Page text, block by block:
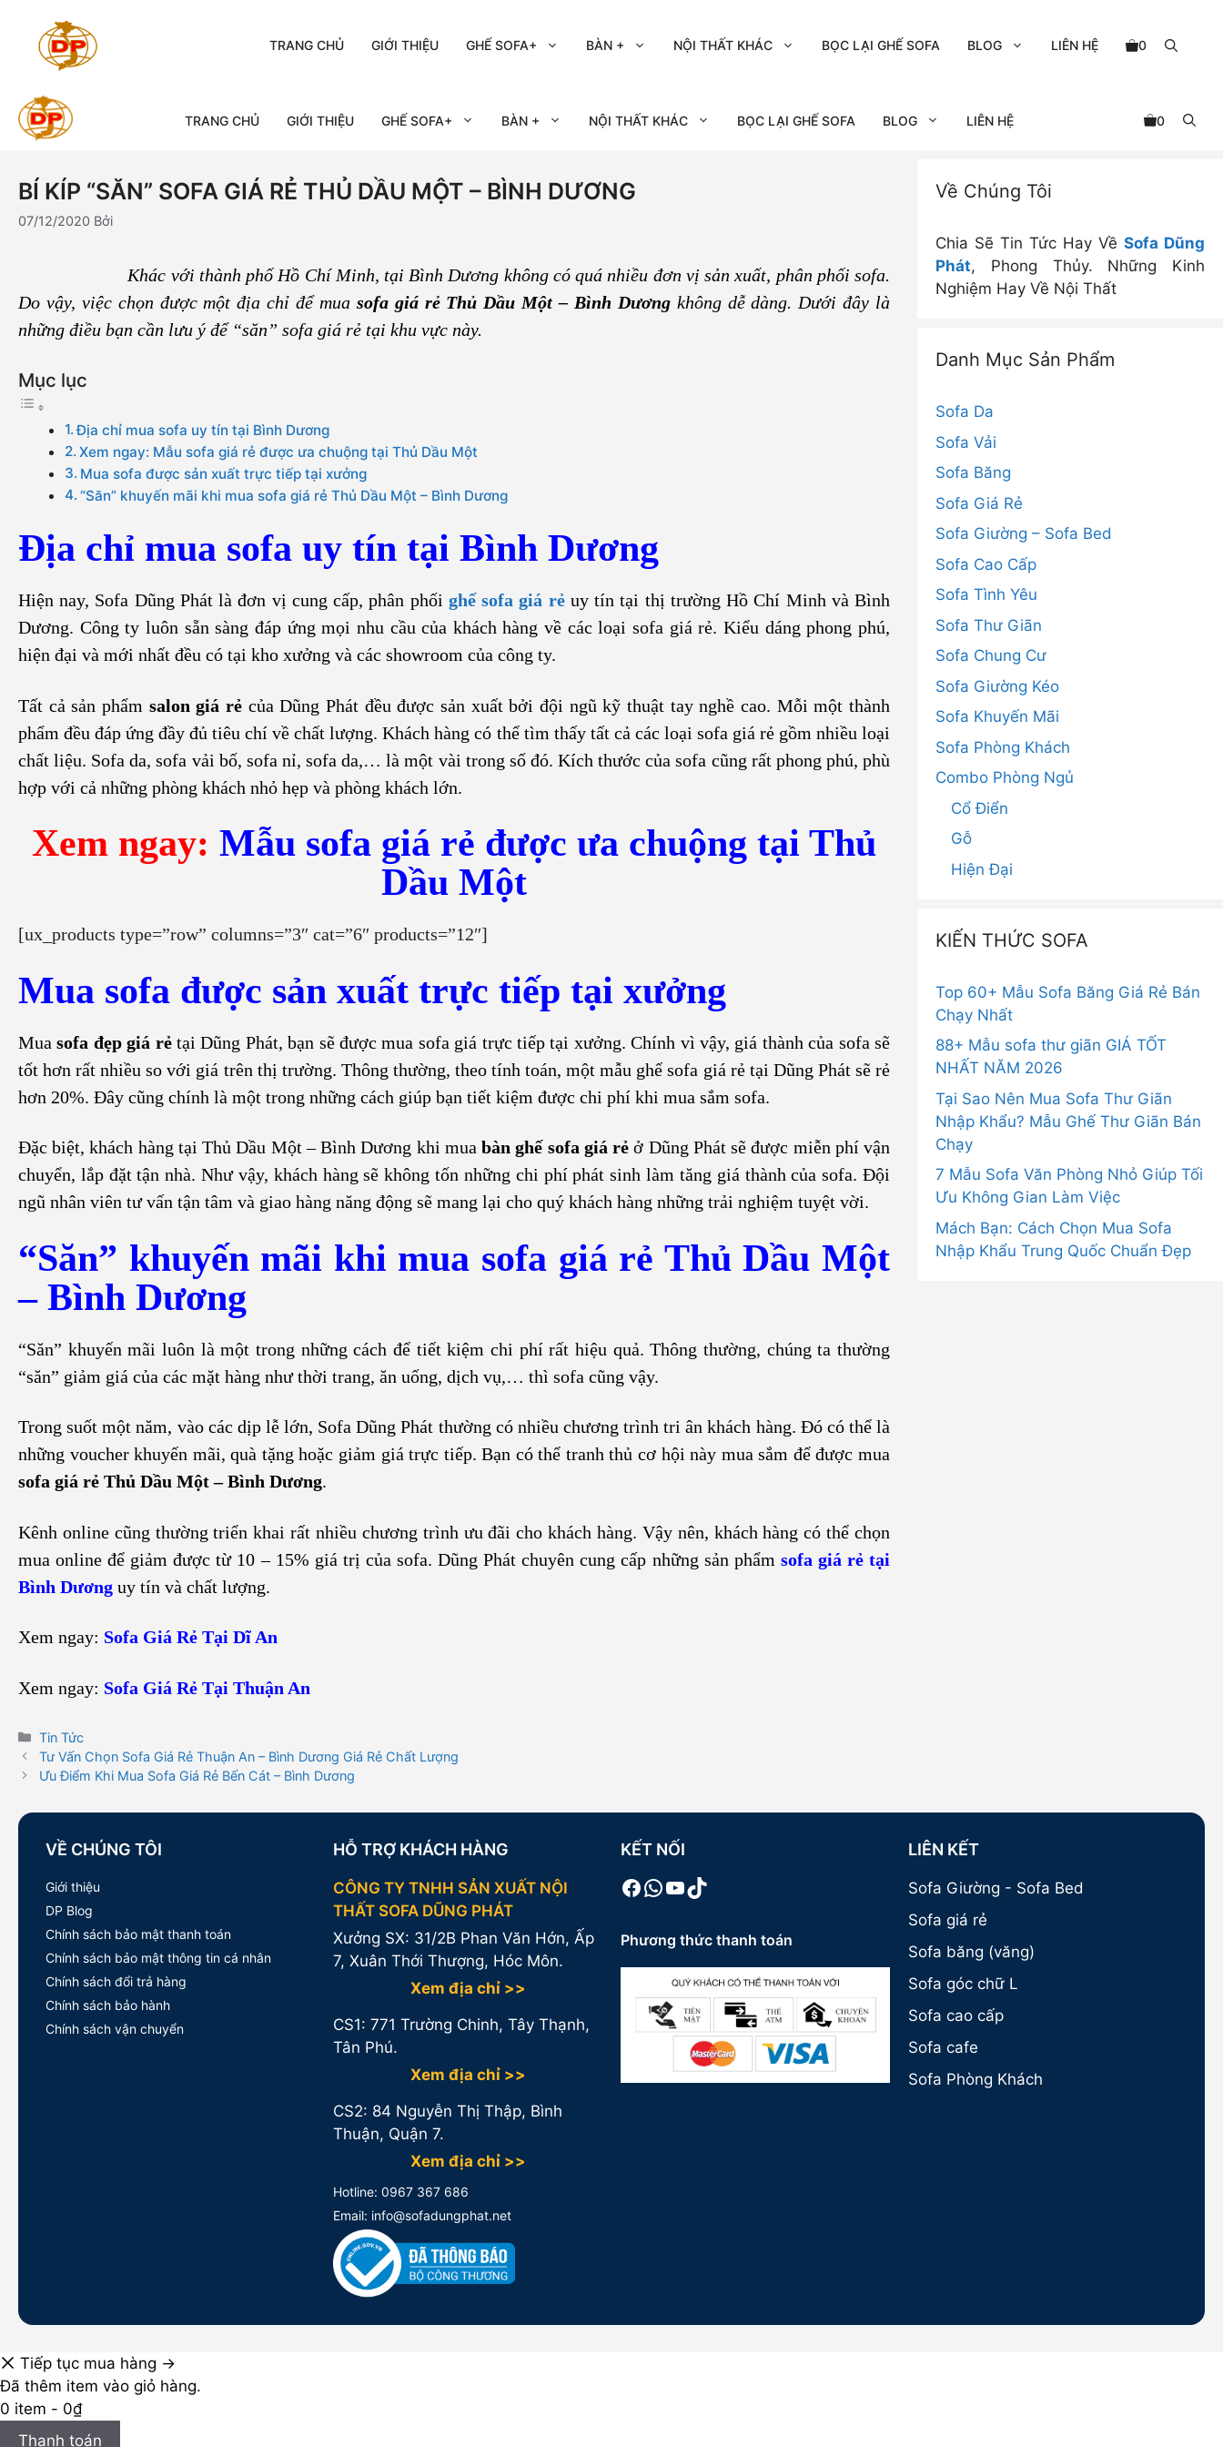
TRANG CHỦ GIỚI THIỆU GHẾ SOFA+ BÀN + NỘI THẤT KHÁC BỌC LẠI GHẾ SOFA BLOG LIÊN HỆ 0
TRANG CHỦ GIỚI THIỆU GHẾ SOFA+ BÀN + NỘI THẤT KHÁC BỌC LẠI GHẾ SOFA BLOG LIÊN HỆ 0
BÍ KÍP “SĂN” SOFA GIÁ RẺ THỦ DẦU MỘT – BÌNH DƯƠNG
07/12/2020 Bởi
Khác với thành phố Hồ Chí Minh, tại Bình Dương không có quá nhiều đơn vị sản xuất, phân phối sofa.
Do vậy, việc chọn được một địa chỉ để mua sofa giá rẻ Thủ Dầu Một – Bình Dươngkhông dễ dàng. Dưới đây là
những điều bạn cần lưu ý để “săn” sofa giá rẻ tại khu vực này.
Mục lục
Địa chỉ mua sofa uy tín tại Bình Dương
Xem ngay: Mẫu sofa giá rẻ được ưa chuộng tại Thủ Dầu Một
Mua sofa được sản xuất trực tiếp tại xưởng
“Săn” khuyến mãi khi mua sofa giá rẻ Thủ Dầu Một – Bình Dương
Địa chỉ mua sofa uy tín tại Bình Dương
Hiện nay, Sofa Dũng Phát là đơn vị cung cấp, phân phối ghế sofa giá rẻ uy tín tại thị trường Hồ Chí Minh và Bình
Dương. Công ty luôn sẵn sàng đáp ứng mọi nhu cầu của khách hàng về các loại sofa giá rẻ. Kiểu dáng phong phú,
hiện đại và mới nhất đều có tại kho xưởng và các showroom của công ty.
Tất cả sản phẩm salon giá rẻ của Dũng Phát đều được sản xuất bởi đội ngũ kỹ thuật tay nghề cao. Mỗi một thành
phẩm đều đáp ứng đầy đủ tiêu chí về chất lượng. Khách hàng có thể tìm thấy tất cả các loại sofa giá rẻ gồm nhiều loại
chất liệu. Sofa da, sofa vải bố, sofa nỉ, sofa da,… là một vài trong số đó. Kích thước của sofa cũng rất phong phú, phù
hợp với cả những phòng khách nhỏ hẹp và phòng khách lớn.
Xem ngay: Mẫu sofa giá rẻ được ưa chuộng tại Thủ
Dầu Một
[ux_products type=”row” columns=”3″ cat=”6″ products=”12″]
Mua sofa được sản xuất trực tiếp tại xưởng
Mua sofa đẹp giá rẻtại Dũng Phát, bạn sẽ được mua sofa giá trực tiếp tại xưởng. Chính vì vậy, giá thành của sofa sẽ
tốt hơn rất nhiều so với giá trên thị trường. Thông thường, theo tính toán, một mẫu ghế sofa giá rẻ tại Dũng Phát sẽ rẻ
hơn 20%. Đây cũng chính là một trong những cách giúp bạn tiết kiệm được chi phí khi mua sắm sofa.
Đặc biệt, khách hàng tại Thủ Dầu Một – Bình Dương khi muabàn ghế sofa giá rẻ ở Dũng Phát sẽ được miễn phí vận
chuyển, lắp đặt tận nhà. Như vậy, khách hàng sẽ không tốn những chi phí phát sinh làm tăng giá thành của sofa. Đội
ngũ nhân viên tư vấn tận tâm và giao hàng năng động sẽ mang lại cho quý khách hàng những trải nghiệm tuyệt vời.
“Săn” khuyến mãi khi mua sofa giá rẻ Thủ Dầu Một
– Bình Dương
“Săn” khuyến mãi luôn là một trong những cách để tiết kiệm chi phí rất hiệu quả. Thông thường, chúng ta thường
“săn” giảm giá của các mặt hàng như thời trang, ăn uống, dịch vụ,… thì sofa cũng vậy.
Trong suốt một năm, vào các dịp lễ lớn, Sofa Dũng Phát thường có nhiều chương trình tri ân khách hàng. Đó có thể là
những voucher khuyến mãi, quà tặng hoặc giảm giá trực tiếp. Bạn có thể tranh thủ cơ hội này mua sắm để được mua
sofa giá rẻ Thủ Dầu Một – Bình Dương.
Kênh online cũng thường triển khai rất nhiều chương trình ưu đãi cho khách hàng. Vậy nên, khách hàng có thể chọn
mua online để giảm được từ 10 – 15% giá trị của sofa. Dũng Phát chuyên cung cấp những sản phẩm sofa giá rẻ tại
Bình Dương uy tín và chất lượng.
Xem ngay: Sofa Giá Rẻ Tại Dĩ An
Xem ngay: Sofa Giá Rẻ Tại Thuận An
Danh
mục
Tin Tức
Tư Vấn Chọn Sofa Giá Rẻ Thuận An – Bình Dương Giá Rẻ Chất Lượng
Ưu Điểm Khi Mua Sofa Giá Rẻ Bến Cát – Bình Dương
Về Chúng Tôi
Chia Sẽ Tin Tức Hay Về Sofa Dũng
Phát, Phong Thủy. Những Kinh
Nghiệm Hay Về Nội Thất
Danh Mục Sản Phẩm
Sofa Da
Sofa Vải
Sofa Băng
Sofa Giá Rẻ
Sofa Giường – Sofa Bed
Sofa Cao Cấp
Sofa Tình Yêu
Sofa Thư Giãn
Sofa Chung Cư
Sofa Giường Kéo
Sofa Khuyến Mãi
Sofa Phòng Khách
Combo Phòng Ngủ
Cổ Điển
Gỗ
Hiện Đại
KIẾN THỨC SOFA
Top 60+ Mẫu Sofa Băng Giá Rẻ Bán
Chạy Nhất
88+ Mẫu sofa thư giãn GIÁ TỐT
NHẤT NĂM 2026
Tại Sao Nên Mua Sofa Thư Giãn
Nhập Khẩu? Mẫu Ghế Thư Giãn Bán
Chạy
7 Mẫu Sofa Văn Phòng Nhỏ Giúp Tối
Ưu Không Gian Làm Việc
Mách Bạn: Cách Chọn Mua Sofa
Nhập Khẩu Trung Quốc Chuẩn Đẹp
VỀ CHÚNG TÔI
Giới thiệu
DP Blog
Chính sách bảo mật thanh toán
Chính sách bảo mật thông tin cá nhân
Chính sách đổi trả hàng
Chính sách bảo hành
Chính sách vận chuyển
HỖ TRỢ KHÁCH HÀNG
CÔNG TY TNHH SẢN XUẤT NỘI
THẤT SOFA DŨNG PHÁT
Xưởng SX: 31/2B Phan Văn Hớn, Ấp
7, Xuân Thới Thượng, Hóc Môn.
Xem địa chỉ >>
CS1: 771 Trường Chinh, Tây Thạnh,
Tân Phú.
Xem địa chỉ >>
CS2: 84 Nguyễn Thị Thập, Bình
Thuận, Quận 7.
Xem địa chỉ >>
Hotline: 0967 367 686
Email: info@sofadungphat.net
KẾT NỐI
Facebook
WhatsApp
Youtube
TikTok
Phương thức thanh toán
LIÊN KẾT
Sofa Giường - Sofa Bed
Sofa giá rẻ
Sofa băng (văng)
Sofa góc chữ L
Sofa cao cấp
Sofa cafe
Sofa Phòng Khách
Tiếp tục mua hàng →
Đã thêm item vào giỏ hàng.
0 item - 0₫
Thanh toán